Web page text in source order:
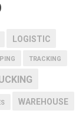
LOGISTIC
TRACKING
WAREHOUSE